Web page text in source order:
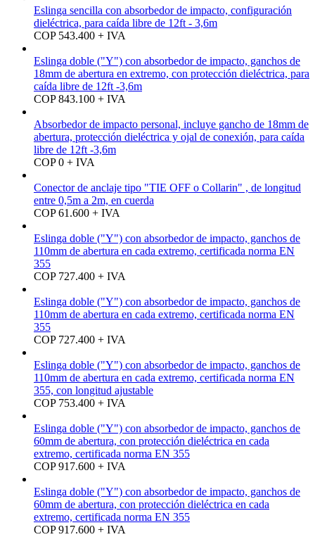
Eslinga sencilla con absorbedor de impacto, configuración
dieléctrica, para caída libre de 12ft - 3,6m
COP 543.400 + IVA
Eslinga doble ("Y") con absorbedor de impacto, ganchos de
18mm de abertura en extremo, con protección dieléctrica, para
caída libre de 12ft -3,6m
COP 843.100 + IVA
Absorbedor de impacto personal, incluye gancho de 18mm de
abertura, protección dieléctrica y ojal de conexión, para caída
libre de 12ft -3,6m
COP 0 + IVA
Conector de anclaje tipo "TIE OFF o Collarin" , de longitud
entre 0,5m a 2m, en cuerda
COP 61.600 + IVA
Eslinga doble ("Y") con absorbedor de impacto, ganchos de
110mm de abertura en cada extremo, certificada norma EN
355
COP 727.400 + IVA
Eslinga doble ("Y") con absorbedor de impacto, ganchos de
110mm de abertura en cada extremo, certificada norma EN
355
COP 727.400 + IVA
Eslinga doble ("Y") con absorbedor de impacto, ganchos de
110mm de abertura en cada extremo, certificada norma EN
355, con longitud ajustable
COP 753.400 + IVA
Eslinga doble ("Y") con absorbedor de impacto, ganchos de
60mm de abertura, con protección dieléctrica en cada
extremo, certificada norma EN 355
COP 917.600 + IVA
Eslinga doble ("Y") con absorbedor de impacto, ganchos de
60mm de abertura, con protección dieléctrica en cada
extremo, certificada norma EN 355
COP 917.600 + IVA